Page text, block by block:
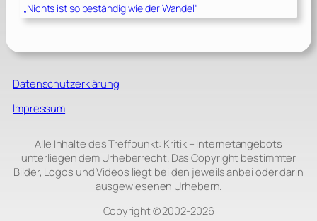
„Nichts ist so beständig wie der Wandel“
Datenschutzerklärung
Impressum
Alle Inhalte des Treffpunkt: Kritik – Internetangebots
unterliegen dem Urheberrecht. Das Copyright bestimmter
Bilder, Logos und Videos liegt bei den jeweils anbei oder darin
ausgewiesenen Urhebern.
Copyright © 2002‑2026